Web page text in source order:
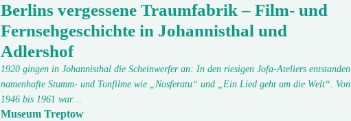
Berlins vergessene Traumfabrik – Film- und
Fernsehgeschichte in Johannisthal und
Adlershof
1920 gingen in Johannisthal die Scheinwerfer an: In den riesigen Jofa-Ateliers entstanden
namenhafte Stumm- und Tonfilme wie „Nosferatu“ und „Ein Lied geht um die Welt“. Von
1946 bis 1961 war…
Museum Treptow